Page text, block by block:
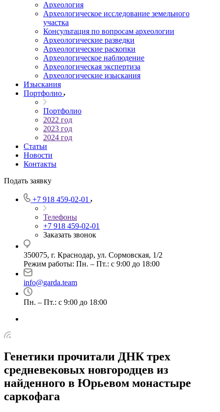
Археология
Археологическое исследование земельного
участка
Консультация по вопросам археологии
Археологические разведки
Археологические раскопки
Археологическое наблюдение
Археологическая экспертиза
Археологические изыскания
Изыскания
Портфолио
Портфолио
2022 год
2023 год
2024 год
Статьи
Новости
Контакты
Подать заявку
+7 918 459-02-01
Телефоны
+7 918 459-02-01
Заказать звонок
350075, г. Краснодар, ул. Сормовская, 1/2
Режим работы: Пн. – Пт.: с 9:00 до 18:00
info@garda.team
Пн. – Пт.: с 9:00 до 18:00
Генетики прочитали ДНК трех
средневековых новгородцев из
найденного в Юрьевом монастыре
саркофага